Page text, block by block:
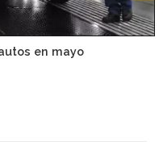
en mayo